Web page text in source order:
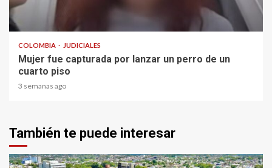
1 min read
COLOMBIA JUDICIALES
Mujer fue capturada por lanzar un perro de un
cuarto piso
3 semanas ago
También te puede interesar